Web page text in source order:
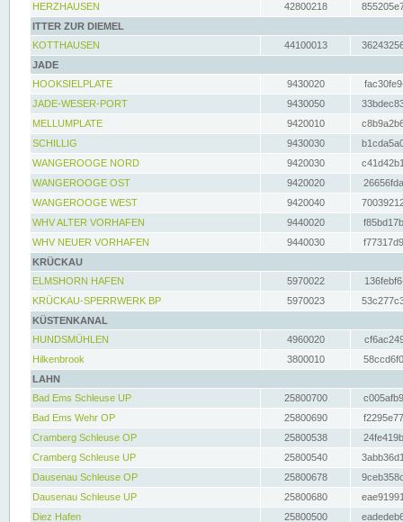
HERZHAUSEN
42800218
ITTER ZUR DIEMEL
KOTTHAUSEN
44100013
JADE
HOOKSIELPLATE
9430020
JADE-WESER-PORT
9430050
MELLUMPLATE
9420010
SCHILLIG
9430030
WANGEROOGE NORD
9420030
WANGEROOGE OST
9420020
WANGEROOGE WEST
9420040
WHV ALTER VORHAFEN
9440020
WHV NEUER VORHAFEN
9440030
KRÜCKAU
ELMSHORN HAFEN
5970022
KRÜCKAU-SPERRWERK BP
5970023
KÜSTENKANAL
HUNDSMÜHLEN
4960020
Hilkenbrook
3800010
LAHN
Bad Ems Schleuse UP
25800700
Bad Ems Wehr OP
25800690
Cramberg Schleuse OP
25800538
Cramberg Schleuse UP
25800540
Dausenau Schleuse OP
25800678
Dausenau Schleuse UP
25800680
Diez Hafen
25800500